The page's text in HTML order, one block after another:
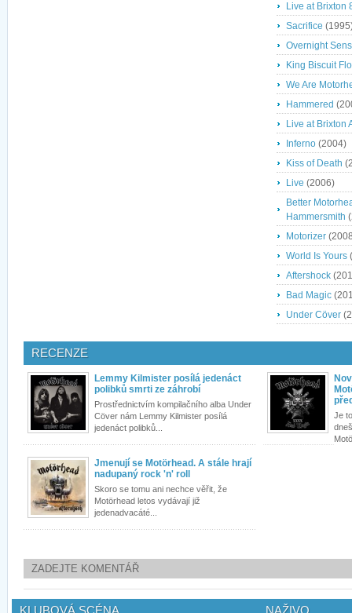
Live at Brixton
Sacrifice
Overnight
King Biscuit
We Are
Hammered
Live at Brixton
Inferno (2004)
Kiss of Death
Live (2006)
Better
Hammersmith
Motorizer
World Is Yours
Aftershock
Bad Magic
Under Cöver
RECENZE
Lemmy Kilmister posílá jedenáct
polibků smrti ze záhrobí
Prostřednictvím kompilačního alba Under
Cöver nám Lemmy Kilmister posílá
jedenáct polibků...
Je
Jmenují se Motörhead. A stále hrají
nadupaný rock 'n' roll
Skoro se tomu ani nechce věřit, že
Motörhead letos vydávají již
jedenadvacáté...
ZADEJTE KOMENTÁŘ
KLUBOVÁ SCÉNA NAŽIVO